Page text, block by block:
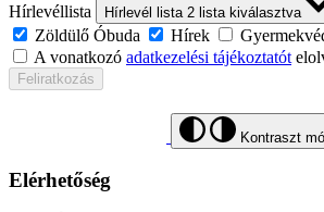
Hírlevéllista
Hírlevél lista 2 lista kiválasztva
Zöldülő Óbuda Hírek
A vonatkozó adatkezelési tájékoztatót
Feliratkozás
Kontraszt
Elérhetőség